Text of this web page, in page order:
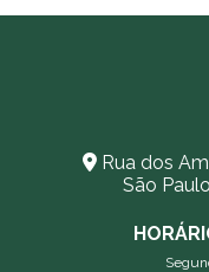
Rua dos
São